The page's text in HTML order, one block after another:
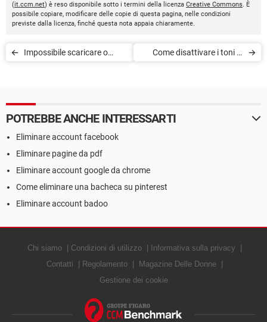
(it.ccm.net) è reso disponibile sotto i termini della licenza Creative Commons. È
possibile copiare, modificare delle copie di questa pagina, nelle condizioni
previste dalla licenza, finché questa nota appaia chiaramente.
Impossibile scaricare o
Come disattivare i toni di
POTREBBE ANCHE INTERESSARTI
Eliminare account facebook
Eliminare pagine da pdf
Eliminare account google da chrome
Come eliminare una bacheca su pinterest
Eliminare account badoo
Chi siamo Condizioni di utilizzo
Informativa sulla privacy
Contatti
Regolamento
Magazine Delle Donne
Gestione dei cookie